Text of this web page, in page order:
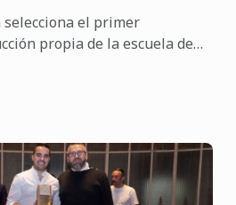
selecciona el primer
propia de la escuela de